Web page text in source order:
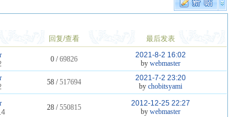
回复/查看 最后发表
0 /69826
2021-8-2 16:02
bywebmaster
58 /517694
2021-7-2 23:20
bychobitsyami
28 /550815
2012-12-25 22:27
bywebmaster